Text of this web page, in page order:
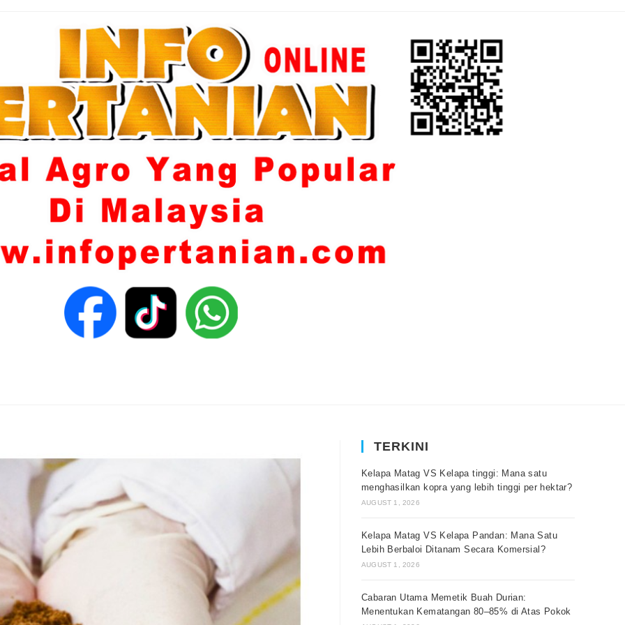
TERKINI
Kelapa Matag VS Kelapa tinggi: Mana satu
menghasilkan kopra yang lebih tinggi per hektar?
AUGUST 1, 2026
Kelapa Matag VS Kelapa Pandan: Mana Satu
Lebih Berbaloi Ditanam Secara Komersial?
AUGUST 1, 2026
Cabaran Utama Memetik Buah Durian:
Menentukan Kematangan 80–85% di Atas Pokok